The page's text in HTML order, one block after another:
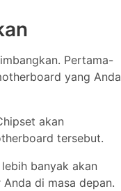
Pertama-
yang Anda
akan
tersebut.
banyak akan
di masa depan.